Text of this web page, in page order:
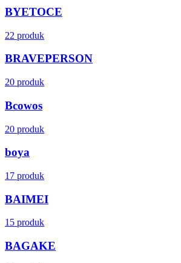
BYETOCE
22 produk
BRAVEPERSON
20 produk
Bcowos
20 produk
boya
17 produk
BAIMEI
15 produk
BAGAKE